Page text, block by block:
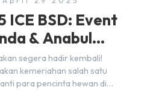
ICE BSD: Event
& Anabul
segera hadir kembali!
kemeriahan salah satu
para pencinta hewan di